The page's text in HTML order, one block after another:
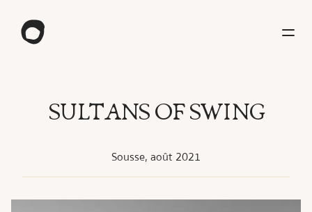
SULTANS OF SWING
Sousse, août 2021